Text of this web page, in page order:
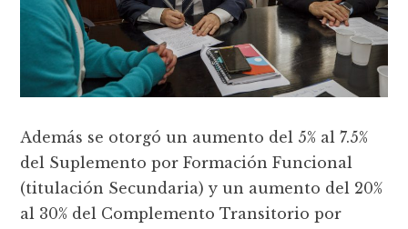
Además se otorgó un aumento del 5% al 7.5%
del Suplemento por Formación Funcional
(titulación Secundaria) y un aumento del 20%
al 30% del Complemento Transitorio por